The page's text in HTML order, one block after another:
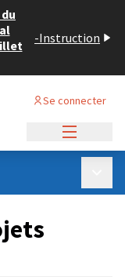
-Instruction
Se connecter